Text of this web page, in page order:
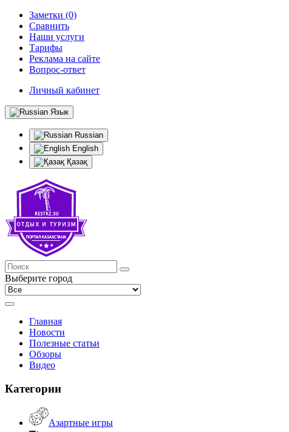
Заметки (0)
Сравнить
Наши услуги
Тарифы
Реклама на сайте
Вопрос-ответ
Личный кабинет
Язык
Russian
English
Қазақ
Выберите город
Главная
Новости
Полезные статьи
Обзоры
Видео
Категории
Азартные игры